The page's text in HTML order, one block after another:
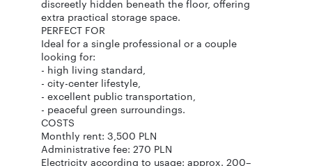
discreetly hidden beneath the floor, offering
extra practical storage space.
PERFECT FOR
Ideal for a single professional or a couple
looking for:
- high living standard,
- city-center lifestyle,
- excellent public transportation,
- peaceful green surroundings.
COSTS
Monthly rent: 3,500 PLN
Administrative fee: 270 PLN
Electricity according to usage: approx. 200–